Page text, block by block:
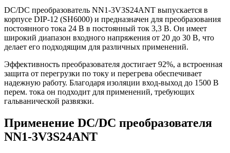
DC/DC преобразователь NN1-3V3S24ANT выпускается в
корпусе DIP-12 (SH6000) и предназначен для преобразования
постоянного тока 24 В в постоянный ток 3,3 В. Он имеет
широкий диапазон входного напряжения от 20 до 30 В, что
делает его подходящим для различных применений.
Эффективность преобразователя достигает 92%, а встроенная
защита от перегрузки по току и перегрева обеспечивает
надежную работу. Благодаря изоляции вход-выход до 1500 В
перем. тока он подходит для применений, требующих
гальванической развязки.
Применение DC/DC преобразователя
NN1-3V3S24ANT